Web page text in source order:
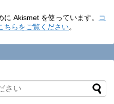
Akismet を使っています。
コ
ちらをご覧ください。